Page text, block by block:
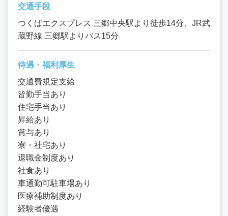
交通手段
つくばエクスプレス 三郷中央駅より徒歩14分、JR武
蔵野線 三郷駅よりバス15分
待遇・福利厚生
交通費規定支給
皆勤手当あり
住宅手当あり
昇給あり
賞与あり
寮・社宅あり
退職金制度あり
社食あり
車通勤可駐車場あり
医療補助制度あり
経験者優遇